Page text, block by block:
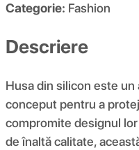
Categorie: Fashion
Descriere
Husa din silicon este
conceput pentru a
compromite designul
de înaltă calitate,